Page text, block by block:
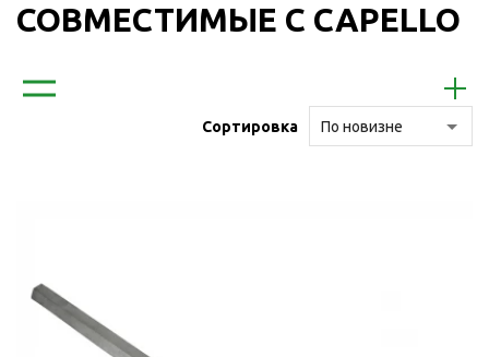
СОВМЕСТИМЫЕ С CAPELLO
Сортировка По новизне